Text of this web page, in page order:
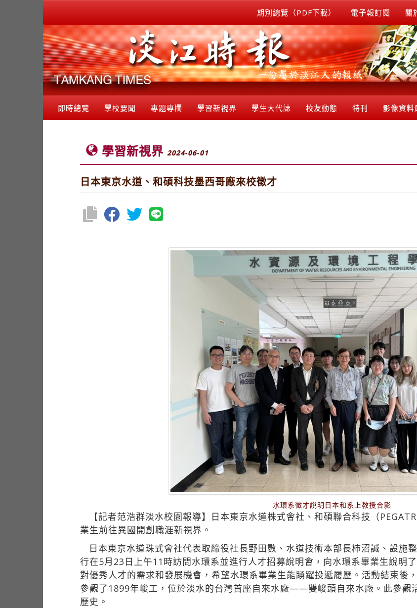
期別總覽（PDF下載） 電子報訂閱 關
即時總覽 學校要聞 專題專欄 學習新視界 學生大代誌 校友動態 特刊 影像資料
學習新視界 2024-06-01
日本東京水道、和碩科技墨西哥廠來校徵才
水環系徵才說明日本和系上教授合影
【記者范浩群淡水校園報導】日本東京水道株式會社、和碩聯合科技（
業生前往異國開創職涯新視界。
日本東京水道珠式會社代表取締役社長野田數、水道技術本部長柿沼誠、設施
行在5月23日上午11時訪問水環系並進行人才招募說明會，向水環系畢業生說明
對優秀人才的需求和發展機會，希望水環系畢業生能踴躍投遞履歷。活動結束後
參觀了1899年峻工，位於淡水的台灣首座自來水廠——雙峻頭自來水廠。此參觀
歷史。